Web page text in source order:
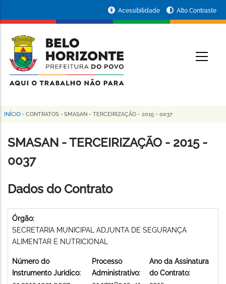
conteúdo
principal
da
Prefeitura
de
Horizonte
Acessibilidade Alto Contraste
Trilha
de
navegação
INÍCIO - CONTRATOS - SMASAN - TERCEIRIZAÇÃO - 2015 - 0037
SMASAN - TERCEIRIZAÇÃO - 2015 -
0037
Dados do Contrato
Órgão:
SECRETARIA MUNICIPAL ADJUNTA DE SEGURANÇA
ALIMENTAR E NUTRICIONAL
Número do
Instrumento Jurídico:
Processo
Administrativo:
Ano da Assinatura
do Contrato: